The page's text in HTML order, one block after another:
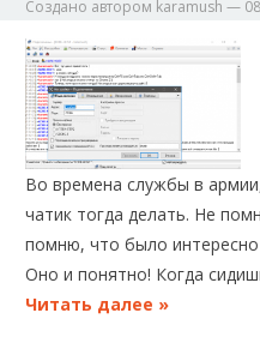
Создано автором karamush —
Во времена службы в
чатик тогда делать. Не
помню, что было интересно
Оно и понятно! Когда
Читать далее »